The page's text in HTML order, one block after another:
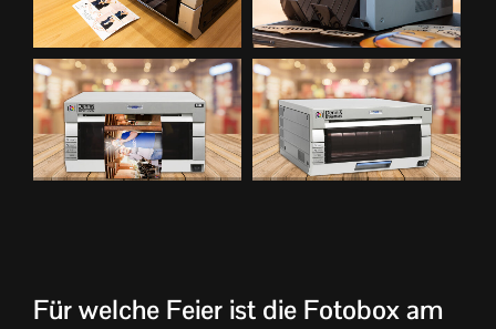
Für welche Feier ist die Fotobox am